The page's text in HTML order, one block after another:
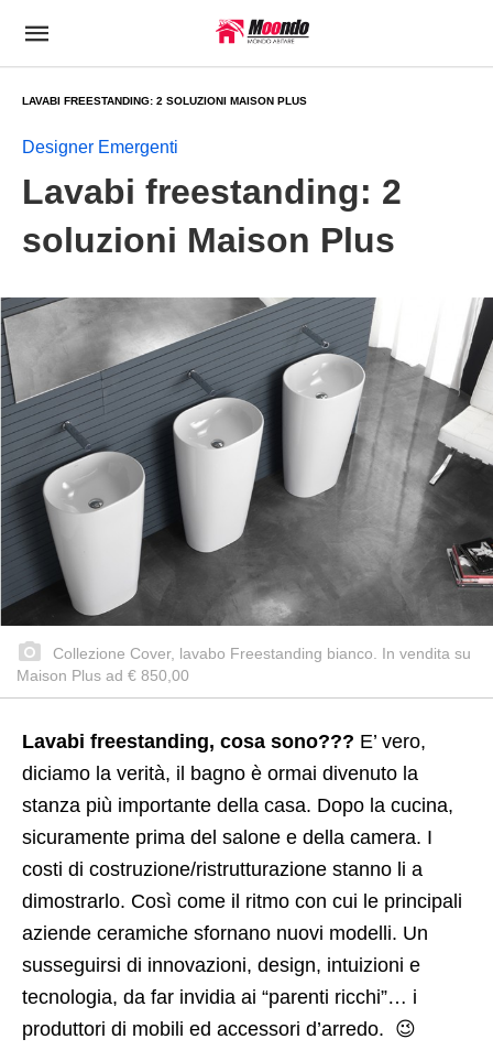
LAVABI FREESTANDING: 2 SOLUZIONI MAISON PLUS
Designer Emergenti
Lavabi freestanding: 2
soluzioni Maison Plus
Collezione Cover, lavabo Freestanding bianco. In vendita su
Maison Plus ad € 850,00
Lavabi freestanding, cosa sono??? E’ vero,
diciamo la verità, il bagno è ormai divenuto la
stanza più importante della casa. Dopo la cucina,
sicuramente prima del salone e della camera. I
costi di costruzione/ristrutturazione stanno li a
dimostrarlo. Così come il ritmo con cui le principali
aziende ceramiche sfornano nuovi modelli. Un
susseguirsi di innovazioni, design, intuizioni e
tecnologia, da far invidia ai “parenti ricchi”… i
produttori di mobili ed accessori d’arredo. 😉